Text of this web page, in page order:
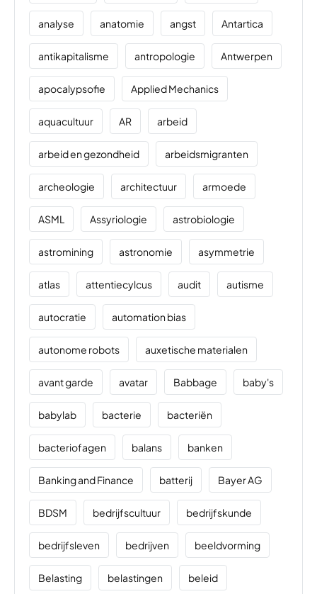
analyse anatomie angst Antartica
antikapitalisme antropologie Antwerpen
apocalypsofie Applied Mechanics
aquacultuur AR arbeid
arbeid en gezondheid arbeidsmigranten
archeologie architectuur armoede
ASML Assyriologie astrobiologie
astromining astronomie asymmetrie
atlas attentiecylcus audit autisme
autocratie automation bias
autonome robots auxetische materialen
avant garde avatar Babbage baby's
babylab bacterie bacteriën
bacteriofagen balans banken
Banking and Finance batterij Bayer AG
BDSM bedrijfscultuur bedrijfskunde
bedrijfsleven bedrijven beeldvorming
Belasting belastingen beleid